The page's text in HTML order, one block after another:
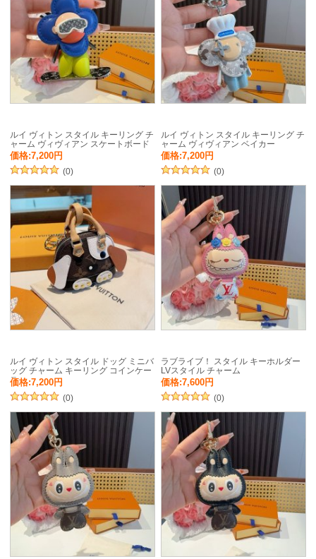
ルイ ヴィトン スタイル キーリング チ
ャーム ヴィヴィアン スケートボード
価格:7,200円
(0)
ルイ ヴィトン スタイル キーリング チ
ャーム ヴィヴィアン ベイカー
価格:7,200円
(0)
ルイ ヴィトン スタイル ドッグ ミニバ
ッグ チャーム キーリング コインケー
ス
価格:7,200円
(0)
ラブライブ！ スタイル キーホルダー
LVスタイル チャーム
価格:7,600円
(0)